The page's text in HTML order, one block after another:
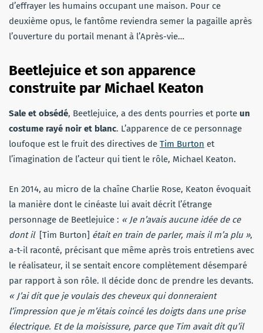
d’effrayer les humains occupant une maison. Pour ce
deuxième opus, le fantôme reviendra semer la pagaille après
l’ouverture du portail menant à l’Après-vie…
Beetlejuice et son apparence
construite par Michael Keaton
Sale et obsédé, Beetlejuice, a des dents pourries et porte un
costume rayé noir et blanc. L’apparence de ce personnage
loufoque est le fruit des directives de Tim Burton et
l’imagination de l’acteur qui tient le rôle, Michael Keaton.
En 2014, au micro de la chaîne Charlie Rose, Keaton évoquait
la manière dont le cinéaste lui avait décrit l’étrange
personnage de Beetlejuice : « Je n’avais aucune idée de ce
dont il [Tim Burton] était en train de parler, mais il m’a plu »,
a-t-il raconté, précisant que même après trois entretiens avec
le réalisateur, il se sentait encore complètement désemparé
par rapport à son rôle. Il décide donc de prendre les devants.
« J’ai dit que je voulais des cheveux qui donneraient
l’impression que je m’étais coincé les doigts dans une prise
électrique. Et de la moisissure, parce que Tim avait dit qu’il